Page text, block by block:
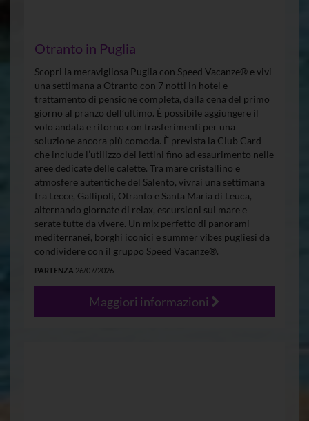
Otranto in Puglia
Scopri la meravigliosa Puglia con Speed Vacanze® e vivi
una settimana a Otranto con 7 notti in hotel e
trattamento di pensione completa, dalla cena del primo
giorno al pranzo dell’ultimo. È possibile aggiungere il
volo andata e ritorno con trasferimenti per una
soluzione ancora più comoda. È prevista la Club Card
che include l’utilizzo dei lettini fino ad esaurimento nelle
aree dedicate delle calette. Tra mare cristallino e
atmosfere autentiche del Salento, vivrai una settimana
tra Lecce, Gallipoli, Otranto e Santa Maria di Leuca,
alternando giornate di relax, escursioni sul mare e
serate tutte da vivere. Un mix perfetto di panorami
mediterranei, borghi iconici e summer vibes pugliesi da
condividere con il gruppo Speed Vacanze®.
PARTENZA 26/07/2026
Maggiori informazioni